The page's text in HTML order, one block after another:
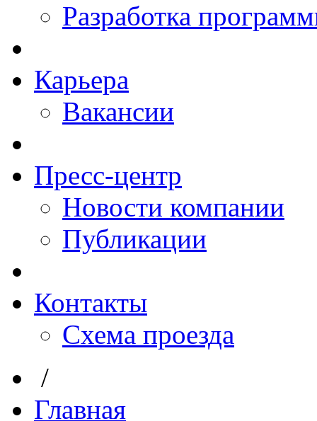
Разработка
Карьера
Вакансии
Пресс-центр
Новости компании
Публикации
Контакты
Схема проезда
/
Главная